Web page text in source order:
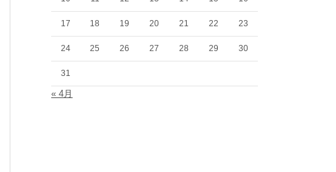
17 18 19 20 21 22 23
24 25 26 27 28 29 30
31
« 4月